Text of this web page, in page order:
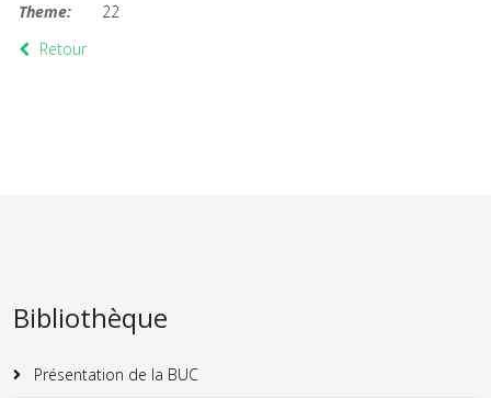
Theme:
22
Retour
Bibliothèque
Présentation de la BUC